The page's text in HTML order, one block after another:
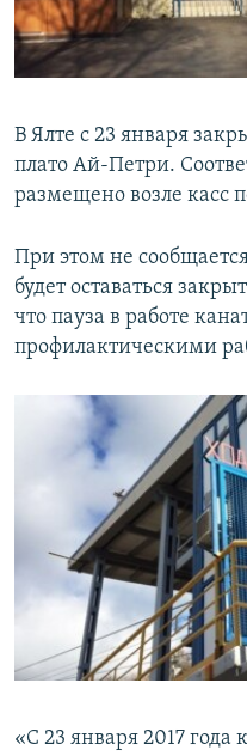
ПОБЕДИТЕЛЕЙ НЕ СУДЯТ?
КРЫМ.НЕПОКОРЕННЫЙ
УКРАИНСКАЯ ПРОБЛЕМА
ПРИСОЕДИНЯЙТЕСЬ!
Все сайты RFE/RL
В Ялте с 23 января
плато Ай-Петри.
размещено возле касс
При этом не
будет оставаться
что пауза в работе
профилактическими
«С 23 января 2017 года